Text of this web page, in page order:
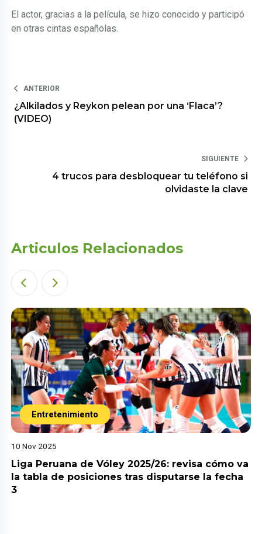
El actor, gracias a la película, se hizo conocido y participó
en otras cintas españolas.
ANTERIOR
¿Alkilados y Reykon pelean por una ‘Flaca’?
(VIDEO)
SIGUIENTE
4 trucos para desbloquear tu teléfono si
olvidaste la clave
Articulos Relacionados
Entretenimiento
10 Nov 2025
Liga Peruana de Vóley 2025/26: revisa cómo va
la tabla de posiciones tras disputarse la fecha
3